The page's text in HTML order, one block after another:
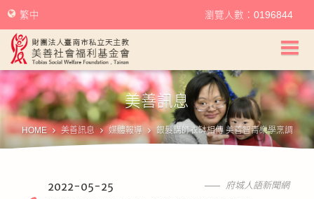
美善社會福利基金會首頁
關於美善
美善服務
繁中 瀏覽人數：0196844
美善訊息
HOME 美善訊息 媒體報導 銀髮講師衣缽相傳 美善智青樂學烹調
府城人語新聞網
2022-05-25